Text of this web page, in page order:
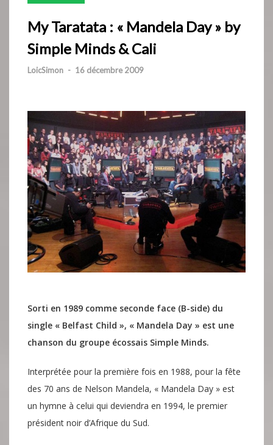
My Taratata : « Mandela Day » by
Simple Minds & Cali
LoicSimon - 16 décembre 2009
Sorti en 1989 comme seconde face (B-side) du
single « Belfast Child », « Mandela Day » est une
chanson du groupe écossais Simple Minds.
Interprétée pour la première fois en 1988, pour la fête
des 70 ans de Nelson Mandela, « Mandela Day » est
un hymne à celui qui deviendra en 1994, le premier
président noir d’Afrique du Sud.